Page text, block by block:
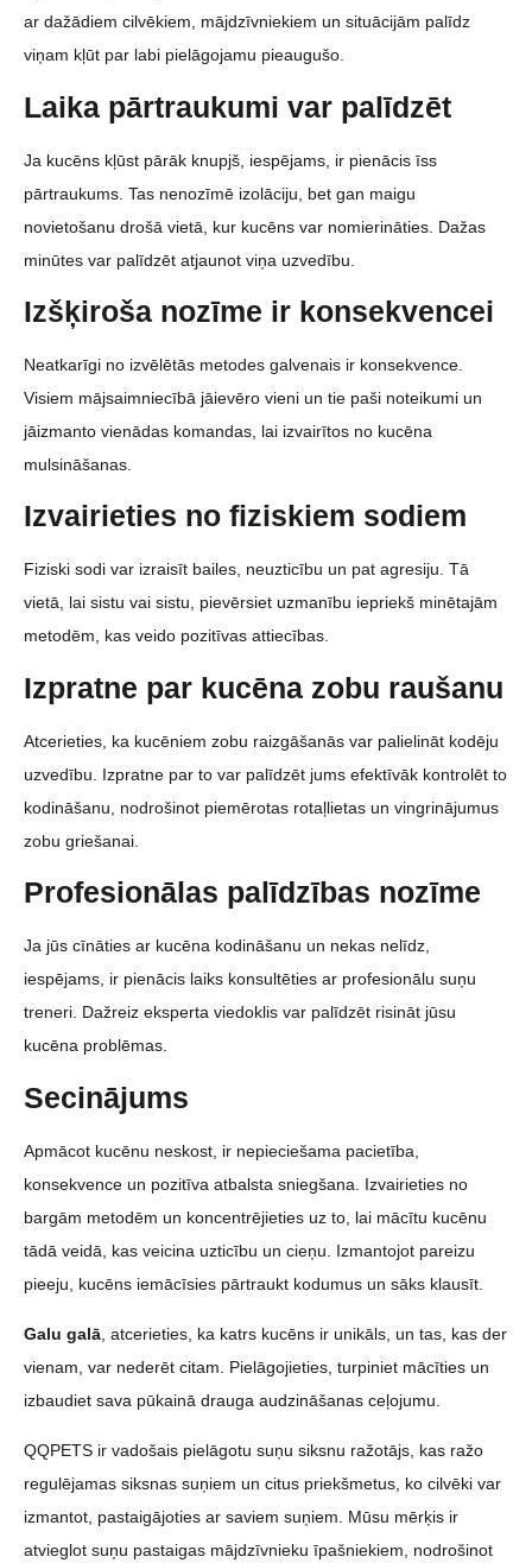
ar dažādiem cilvēkiem, mājdzīvniekiem un situācijām palīdz
viņam kļūt par labi pielāgojamu pieaugušo.
Laika pārtraukumi var palīdzēt
Ja kucēns kļūst pārāk knupjš, iespējams, ir pienācis īss
pārtraukums. Tas nenozīmē izolāciju, bet gan maigu
novietošanu drošā vietā, kur kucēns var nomierināties. Dažas
minūtes var palīdzēt atjaunot viņa uzvedību.
Izšķiroša nozīme ir konsekvencei
Neatkarīgi no izvēlētās metodes galvenais ir konsekvence.
Visiem mājsaimniecībā jāievēro vieni un tie paši noteikumi un
jāizmanto vienādas komandas, lai izvairītos no kucēna
mulsināšanas.
Izvairieties no fiziskiem sodiem
Fiziski sodi var izraisīt bailes, neuzticību un pat agresiju. Tā
vietā, lai sistu vai sistu, pievērsiet uzmanību iepriekš minētajām
metodēm, kas veido pozitīvas attiecības.
Izpratne par kucēna zobu raušanu
Atcerieties, ka kucēniem zobu raizgāšanās var palielināt kodēju
uzvedību. Izpratne par to var palīdzēt jums efektīvāk kontrolēt to
kodināšanu, nodrošinot piemērotas rotaļlietas un vingrinājumus
zobu griešanai.
Profesionālas palīdzības nozīme
Ja jūs cīnāties ar kucēna kodināšanu un nekas nelīdz,
iespējams, ir pienācis laiks konsultēties ar profesionālu suņu
treneri. Dažreiz eksperta viedoklis var palīdzēt risināt jūsu
kucēna problēmas.
Secinājums
Apmācot kucēnu neskost, ir nepieciešama pacietība,
konsekvence un pozitīva atbalsta sniegšana. Izvairieties no
bargām metodēm un koncentrējieties uz to, lai mācītu kucēnu
tādā veidā, kas veicina uzticību un cieņu. Izmantojot pareizu
pieeju, kucēns iemācīsies pārtraukt kodumus un sāks klausīt.
Galu galā , atcerieties, ka katrs kucēns ir unikāls, un tas, kas der
vienam, var nederēt citam. Pielāgojieties, turpiniet mācīties un
izbaudiet sava pūkainā drauga audzināšanas ceļojumu.
QQPETS ir vadošais pielāgotu suņu siksnu ražotājs, kas ražo
regulējamas siksnas suņiem un citus priekšmetus, ko cilvēki var
izmantot, pastaigājoties ar saviem suņiem. Mūsu mērķis ir
atvieglot suņu pastaigas mājdzīvnieku īpašniekiem, nodrošinot